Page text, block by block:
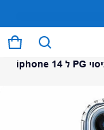
0 פריטים
כיסוי PG ל iphone 14